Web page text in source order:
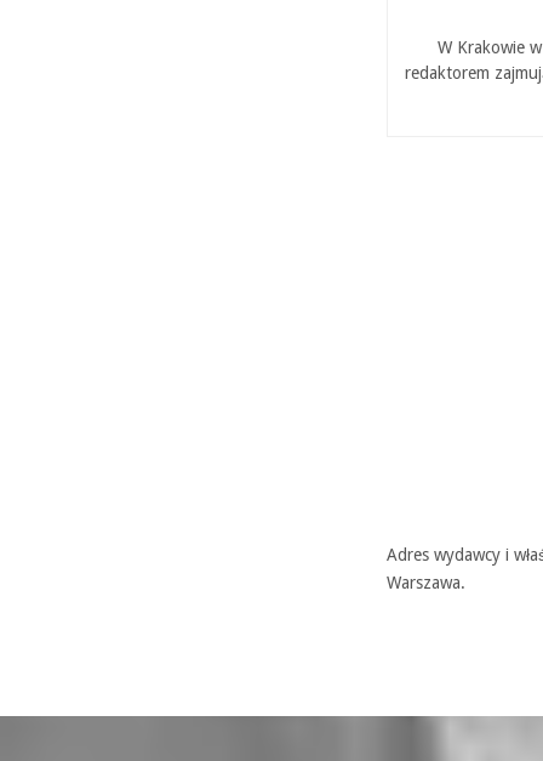
W Krakowie
redaktorem
Adres wydawcy i
Warszawa.